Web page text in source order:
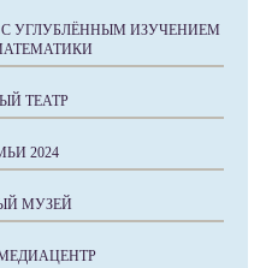
УГЛУБЛЁННЫМ ИЗУЧЕНИЕМ
ТЕАТР
2024
МУЗЕЙ